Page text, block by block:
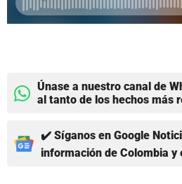
Únase a nuestro canal de
al tanto de los hechos más
✔️ Síganos en Google
información de Colombia y